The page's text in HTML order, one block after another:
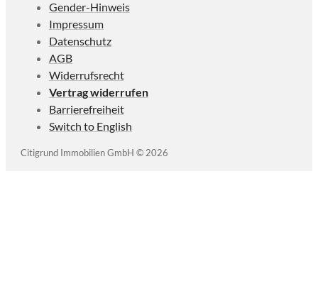
Citigrund Immobilien GmbH © 2026
Gender-Hinweis
Impressum
Datenschutz
AGB
Widerrufsrecht
Vertrag widerrufen
Barrierefreiheit
Switch to English